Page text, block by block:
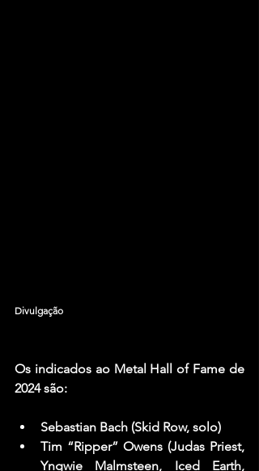
Divulgação
Os indicados ao Metal Hall of Fame de
2024 são:
Sebastian Bach (Skid Row, solo)
Tim “Ripper” Owens (Judas Priest,
Yngwie Malmsteen, Iced Earth,